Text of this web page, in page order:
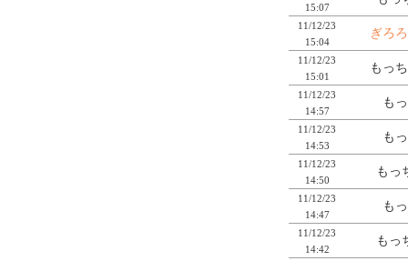
15:07
11/12/23
15:04
ぎろ
11/12/23
15:01
もっ
11/12/23
14:57
も
11/12/23
14:53
も
11/12/23
14:50
もっ
11/12/23
14:47
も
11/12/23
14:42
もっ